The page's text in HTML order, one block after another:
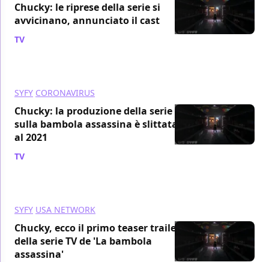
Chucky: le riprese della serie si
avvicinano, annunciato il cast
TV
SYFY CORONAVIRUS
Chucky: la produzione della serie
sulla bambola assassina è slittata
al 2021
TV
SYFY USA NETWORK
Chucky, ecco il primo teaser trailer
della serie TV de 'La bambola
assassina'